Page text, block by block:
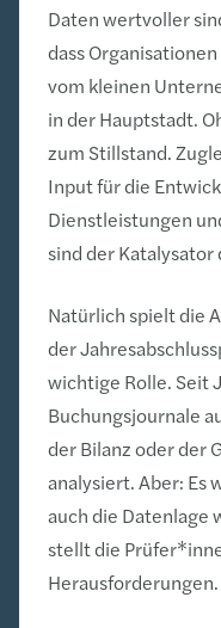
Daten wertvoller
dass
vom kleinen
in der Hauptstadt.
zum Stillstand.
Input für die
Dienstleistungen
sind der
Natürlich spielt die
der
wichtige Rolle. Seit
Buchungsjournale
der Bilanz oder der
analysiert. Aber: Es
auch die Datenlage
stellt die
Herausforderungen.